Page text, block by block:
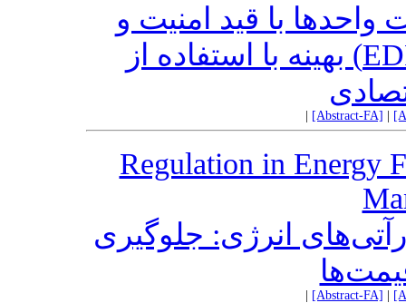
با قید امنیت و
پاسخ‏گویی بار اضطراری (EDRP) بهینه با استفاده از
[Abstract-FA]
Regulation in Energy
انرژی: جلوگیری
[Abstract-FA]